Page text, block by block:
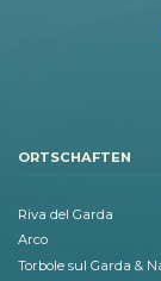
ORTSCHAFTEN
Riva del Garda
Arco
Torbole sul Garda &